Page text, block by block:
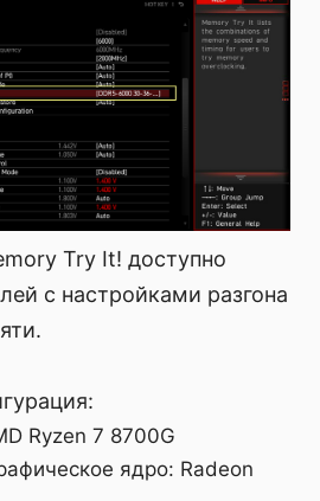
Try It! доступно
с настройками разгона
Ryzen 7 8700G
ядро: Radeon